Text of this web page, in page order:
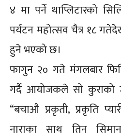
४ मा पर्ने थाप्लिटारको
पर्यटन महोत्सव चैत्र १८
हुने भएको छ।
फागुन २० गते मंगलबार
गर्दै आयोजकले सो कुराको
“बचाऔ प्रकृती, प्रकृति
नाराका साथ तिन